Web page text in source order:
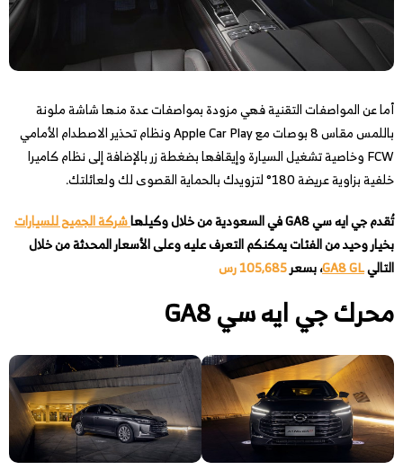
أما عن المواصفات التقنية فهي مزودة بمواصفات عدة منها شاشة ملونة
باللمس مقاس 8 بوصات مع Apple Car Play ونظام تحذير الاصطدام الأمامي
FCW وخاصية تشغيل السيارة وإيقافها بضغطة زر بالإضافة إلى نظام كاميرا
خلفية بزاوية عريضة 180° لتزويدك بالحماية القصوى لك ولعائلتك.
تُقدم جي ايه سي GA8 في السعودية من خلال وكيلها
شركة الجميح للسيارات
بخيار وحيد من الفئات يمكنكم التعرف عليه وعلى الأسعار المحدثة من خلال
التاليGA8 GL، بسعر105,685 رس
محرك جي ايه سي GA8